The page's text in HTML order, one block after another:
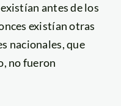
antes de los
existían otras
nacionales, que
no fueron